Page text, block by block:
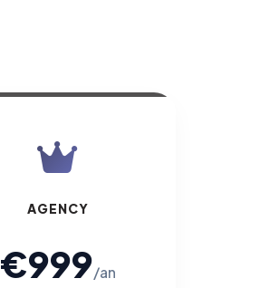
AGENCY
€999/an